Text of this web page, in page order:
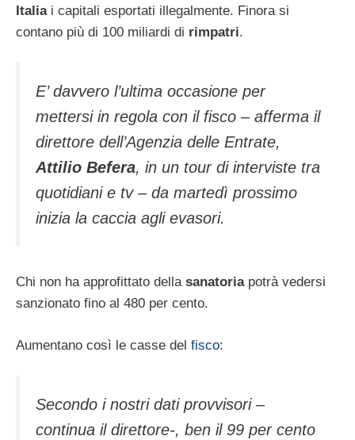
Italiai capitali esportati illegalmente. Finora si
contano più di 100 miliardi di rimpatri.
E’ davvero l’ultima occasione per
mettersi in regola con il fisco – afferma il
direttore dell’Agenzia delle Entrate,
Attilio Befera, in un tour di interviste tra
quotidiani e tv – da martedì prossimo
inizia la caccia agli evasori.
Chi non ha approfittato della sanatoria potrà vedersi
sanzionato fino al 480 per cento.
Aumentano così le casse del fisco:
Secondo i no­stri dati provvisori –
continua il direttore-, ben il 99 per cen­to